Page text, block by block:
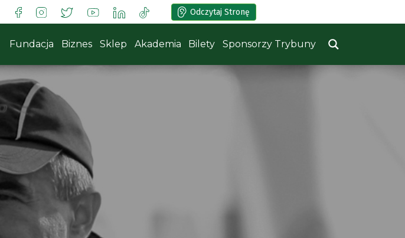
Odczytaj Stronę
Fundacja Biznes Sklep Akademia Bilety Sponsorzy Trybuny